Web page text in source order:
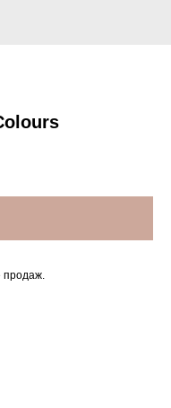
продаж.